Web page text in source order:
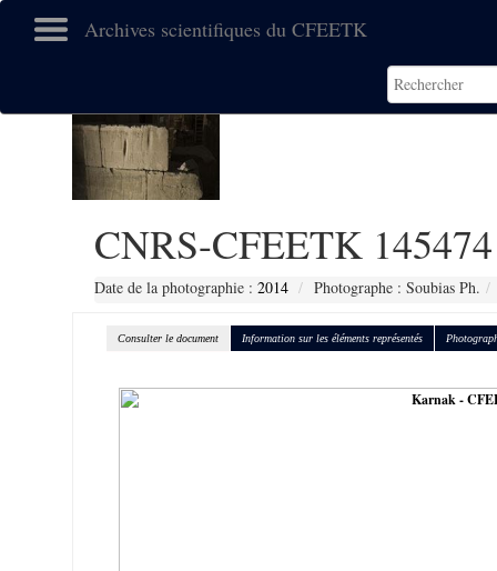
Archives scientifiques du CFEETK
CNRS-CFEETK 145474
Date de la photographie : 2014 Photographe : Soubias Ph.
Consulter le document Information sur les éléments représentés